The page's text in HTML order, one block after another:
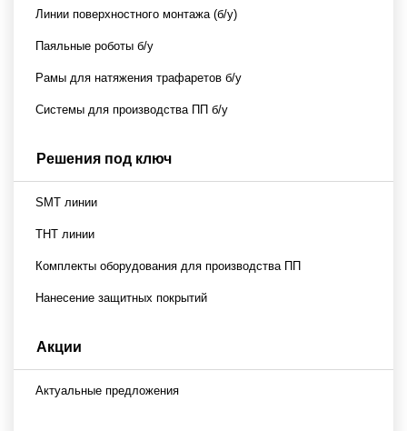
Линии поверхностного монтажа (б/у)
Паяльные роботы б/у
Рамы для натяжения трафаретов б/у
Системы для производства ПП б/у
Решения под ключ
SMT линии
THT линии
Комплекты оборудования для производства ПП
Нанесение защитных покрытий
Акции
Актуальные предложения